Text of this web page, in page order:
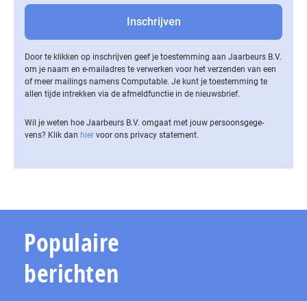
Door te klikken op inschrijven geef je toestemming aan Jaarbeurs B.V.
om je naam en e-mailadres te verwerken voor het verzenden van een
of meer mailings namens Computable. Je kunt je toestemming te
allen tijde intrekken via de af­meld­func­tie in de nieuwsbrief.
Wil je weten hoe Jaarbeurs B.V. omgaat met jouw per­soons­ge­ge­
vens? Klik dan hier voor ons privacy statement.
Populaire
berichten